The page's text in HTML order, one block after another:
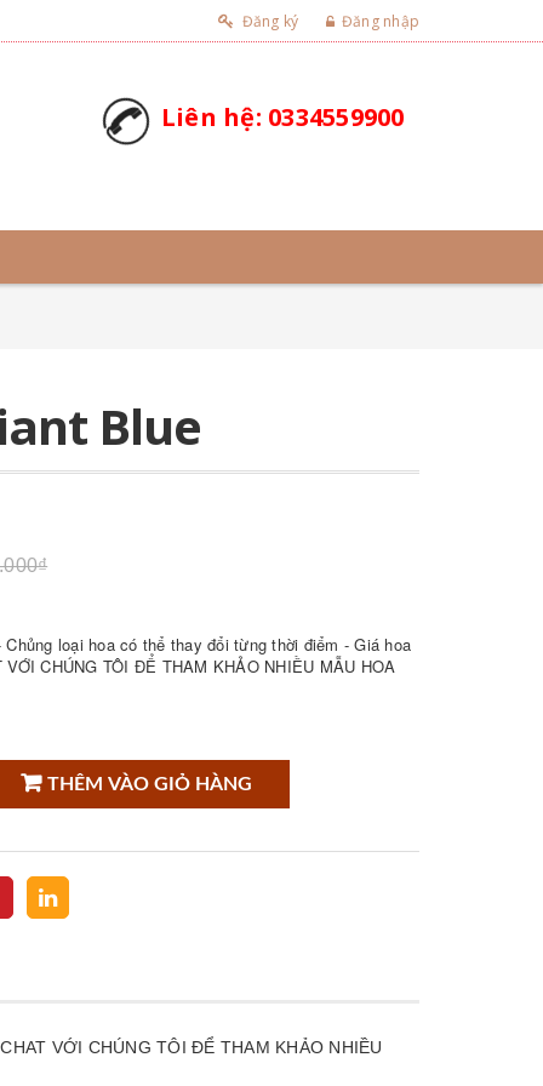
Đăng ký Đăng nhập
Liên hệ: 0334559900
Blue
loại hoa có thể thay đổi từng thời điểm - Giá hoa
CHÚNG TÔI ĐỂ THAM KHẢO NHIỀU MẪU HOA
THÊM VÀO GIỎ HÀNG
VỚI CHÚNG TÔI ĐỂ THAM KHẢO NHIỀU